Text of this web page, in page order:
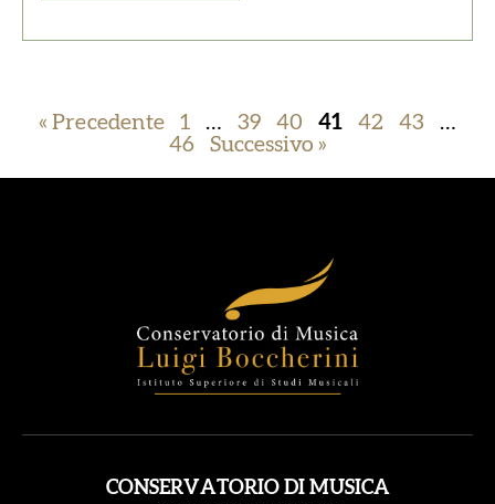
« Precedente 1 … 39 40 41 42 43
…
46
Successivo »
CONSERVATORIO DI MUSICA